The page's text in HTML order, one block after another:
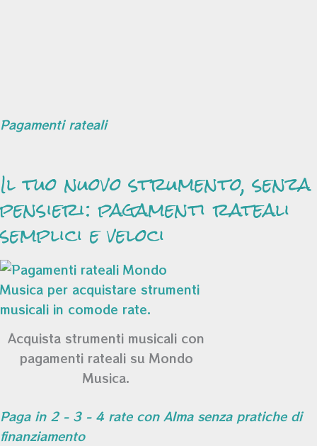
Pagamenti rateali
Il tuo nuovo strumento, senza
pensieri: pagamenti rateali
semplici e veloci
Acquista strumenti musicali con
pagamenti rateali su Mondo
Musica.
Paga in 2 - 3 - 4 rate con Alma senza pratiche di
finanziamento